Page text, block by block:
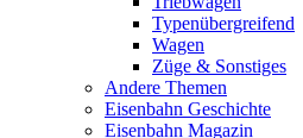
Typenübergreifend
Wagen
Züge & Sonstiges
Andere Themen
Eisenbahn Geschichte
Eisenbahn Magazin